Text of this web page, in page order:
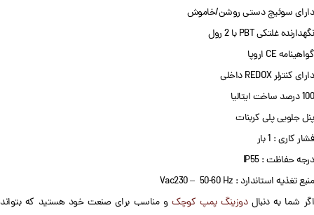
دارای سوئیچ دستی روشن/خاموش
نگهدارنده غلتکی PBT با 2 رول
گواهینامه CE اروپا
دارای کنترلر REDOX داخلی
100 درصد ساخت ایتالیا
پنل جلویی پلی کربنات
فشار کاری : 1 بار
درجه حفاظت : IP55
منبع تغذیه استاندارد : Vac230 – 50-60 Hz
اگر شما به دنبالدوزینگ پمپ کوچکو مناسب برای صنعت خود هستید که بتواند